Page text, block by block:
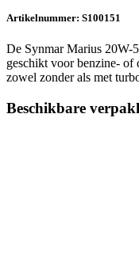
Artikelnummer: S100151
De Synmar Marius 20W-
geschikt voor benzine- of
zowel zonder als met
Beschikbare